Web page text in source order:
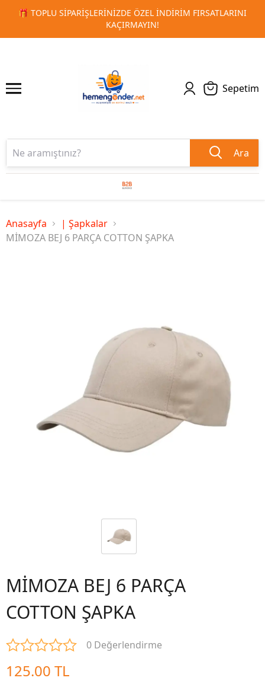
🚀 KURUMSAL PROMOSYON VE MATBAA
1 2
Sepetim
Ara
Anasayfa
| Şapkalar
MİMOZA BEJ 6 PARÇA COTTON ŞAPKA
MİMOZA BEJ 6 PARÇA
COTTON ŞAPKA
0 Değerlendirme
125.00 TL